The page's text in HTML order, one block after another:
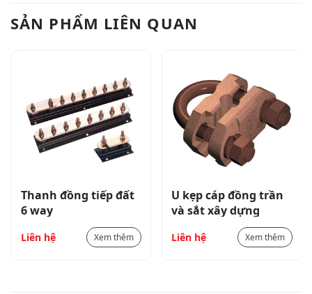
SẢN PHẨM LIÊN QUAN
Thanh đồng tiếp đất
6 way
Liên hệ Xem thêm
U kẹp cáp đồng trần
và sắt xây dựng
Liên hệ Xem thêm